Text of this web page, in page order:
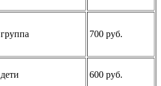
группа 700 руб.
дети 600 руб.